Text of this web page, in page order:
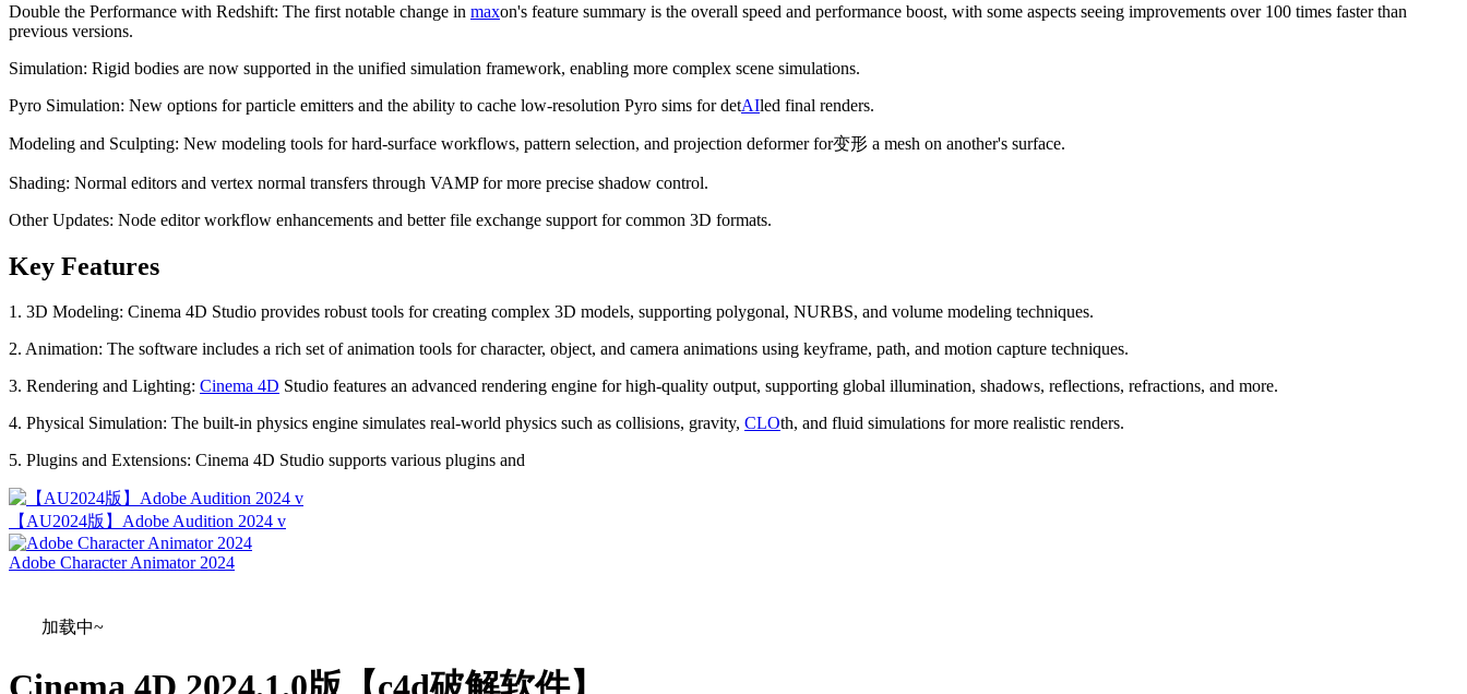
Double the Performance with Redshift: The first notable change in maxon's feature summary is the overall speed and performance boost, with some aspects seeing improvements over 100 times faster than
previous versions.
Simulation: Rigid bodies are now supported in the unified simulation framework, enabling more complex scene simulations.
Pyro Simulation: New options for particle emitters and the ability to cache low-resolution Pyro sims for detAIled final renders.
Modeling and Sculpting: New modeling tools for hard-surface workflows, pattern selection, and projection deformer for变形 a mesh on another's surface.
Shading: Normal editors and vertex normal transfers through VAMP for more precise shadow control.
Other Updates: Node editor workflow enhancements and better file exchange support for common 3D formats.
Key Features
1. 3D Modeling: Cinema 4D Studio provides robust tools for creating complex 3D models, supporting polygonal, NURBS, and volume modeling techniques.
2. Animation: The software includes a rich set of animation tools for character, object, and camera animations using keyframe, path, and motion capture techniques.
3. Rendering and Lighting: Cinema 4D Studio features an advanced rendering engine for high-quality output, supporting global illumination, shadows, reflections, refractions, and more.
4. Physical Simulation: The built-in physics engine simulates real-world physics such as collisions, gravity, CLOth, and fluid simulations for more realistic renders.
5. Plugins and Extensions: Cinema 4D Studio supports various plugins and
【AU2024版】Adobe Audition 2024 v
Adobe Character Animator 2024
加载中~